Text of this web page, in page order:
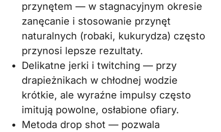
przynętem — w stagnacyjnym okresie
zanęcanie i stosowanie przynęt
naturalnych (robaki, kukurydza) często
przynosi lepsze rezultaty.
Delikatne jerki i twitching — przy
drapieżnikach w chłodnej wodzie
krótkie, ale wyraźne impulsy często
imitują powolne, osłabione ofiary.
Metoda drop shot — pozwala